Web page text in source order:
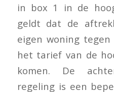
in box 1 in de
geldt dat de
eigen woning
het tarief van de
komen. De
regeling is een